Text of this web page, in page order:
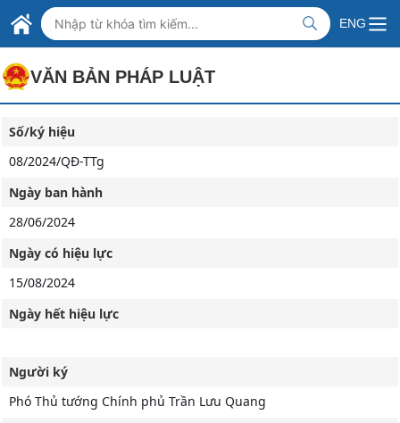
Skip to Main Content
BỘ NGOẠI GIAO VIỆT NAM
MINISTRY OF FOREIGN AFFAIRS
ENG
VĂN BẢN PHÁP LUẬT
Số/ký hiệu
08/2024/QĐ-TTg
Ngày ban hành
28/06/2024
Ngày có hiệu lực
15/08/2024
Ngày hết hiệu lực
Người ký
Phó Thủ tướng Chính phủ Trần Lưu Quang